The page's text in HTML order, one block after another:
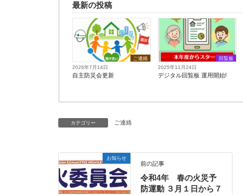
最新の投稿
ご連絡
2026年7月14日
自主防災会更新
回覧板
2025年11月24日
デジタル回覧板 運用開始!
カテゴリー ご連絡
お知らせ
前の記事
令和4年 春の火災予
防運動 ３月１日から７